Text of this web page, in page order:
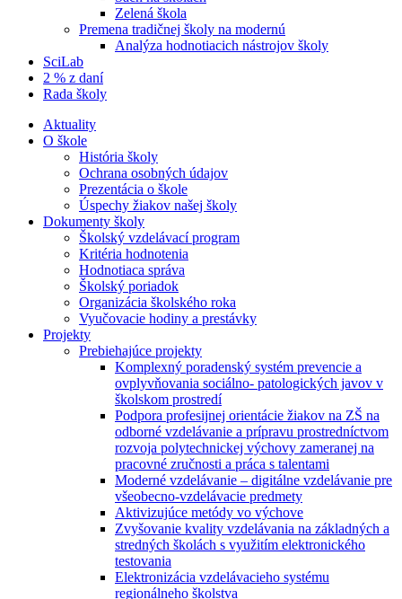
Zelená škola
Premena tradičnej školy na modernú
Analýza hodnotiacich nástrojov školy
SciLab
2 % z daní
Rada školy
Aktuality
O škole
História školy
Ochrana osobných údajov
Prezentácia o škole
Úspechy žiakov našej školy
Dokumenty školy
Školský vzdelávací program
Kritéria hodnotenia
Hodnotiaca správa
Školský poriadok
Organizácia školského roka
Vyučovacie hodiny a prestávky
Projekty
Prebiehajúce projekty
Komplexný poradenský systém prevencie a
ovplyvňovania sociálno- patologických javov v
školskom prostredí
Podpora profesijnej orientácie žiakov na ZŠ na
odborné vzdelávanie a prípravu prostredníctvom
rozvoja polytechnickej výchovy zameranej na
pracovné zručnosti a práca s talentami
Moderné vzdelávanie – digitálne vzdelávanie pre
všeobecno-vzdelávacie predmety
Aktivizujúce metódy vo výchove
Zvyšovanie kvality vzdelávania na základných a
stredných školách s využitím elektronického
testovania
Elektronizácia vzdelávacieho systému
regionálneho školstva